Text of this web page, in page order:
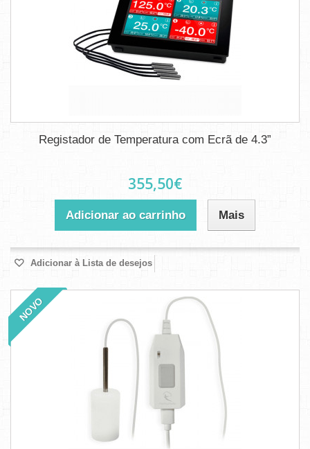
Registador de Temperatura com Ecrã de 4.3”
355,50€
Adicionar ao carrinho Mais
Adicionar à Lista de desejos
NOVO